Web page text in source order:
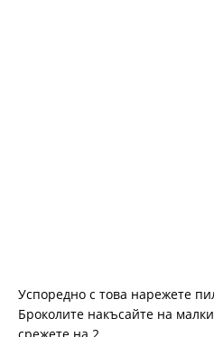
Успоредно с това нарежете
Броколите накъсайте на
срежете на 2.